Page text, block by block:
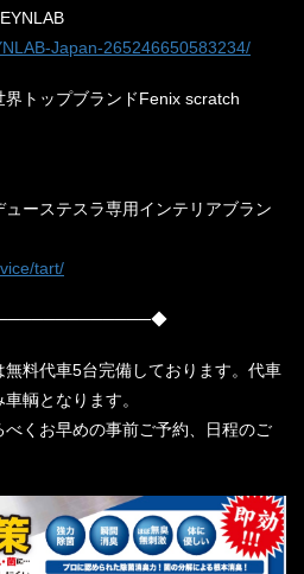
Japan-265246650583234/
トップブランドFenix scratch
ーステスラ専用インテリアブラン
tart/
料代車5台完備しております。代車
輌となります。
くお早めの事前ご予約、日程のご